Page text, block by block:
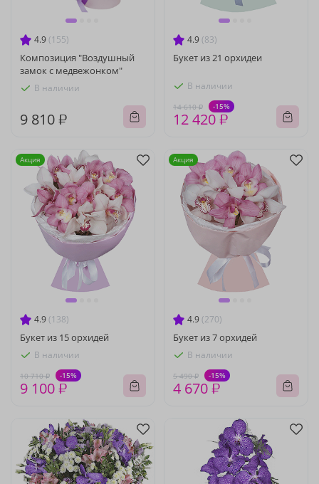
4.9 (155)
Композиция "Воздушный
замок с медвежонком"
В наличии
9 810 ₽
4.9 (83)
Букет из 21 орхидеи
В наличии
14 610 ₽ -15%
12 420 ₽
4.9 (138)
Букет из 15 орхидей
В наличии
10 710 ₽ -15%
9 100 ₽
Акция
4.9 (270)
Букет из 7 орхидей
В наличии
5 490 ₽ -15%
4 670 ₽
Акция